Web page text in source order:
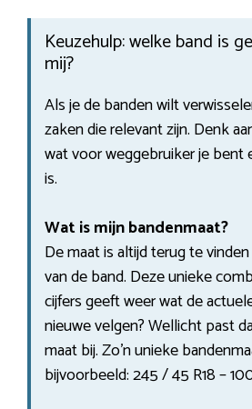
Keuzehulp: welke band is
mij?
Als je de banden wilt
zaken die relevant zijn. Denk
wat voor weggebruiker je bent
is.
Wat is mijn bandenmaat?
De maat is altijd terug te
van de band. Deze unieke
cijfers geeft weer wat de
nieuwe velgen? Wellicht past
maat bij. Zo’n unieke
bijvoorbeeld: 245 / 45 R18 –